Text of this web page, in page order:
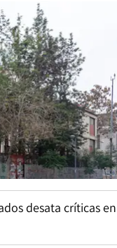
desata críticas en